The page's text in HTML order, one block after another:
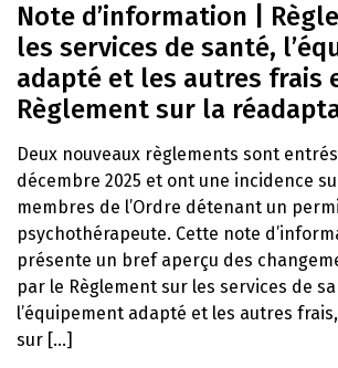
Note d’information |
les services de santé,
adapté et les autres frais
Règlement sur la
Deux nouveaux règlements sont
décembre 2025 et ont une incidence
membres de l’Ordre détenant un
psychothérapeute. Cette note
présente un bref aperçu des
par le Règlement sur les services de
l’équipement adapté et les autres
sur [...]